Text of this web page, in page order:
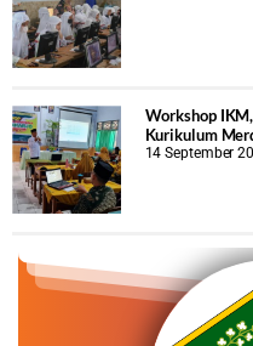
Workshop
Kurikulum
14 September